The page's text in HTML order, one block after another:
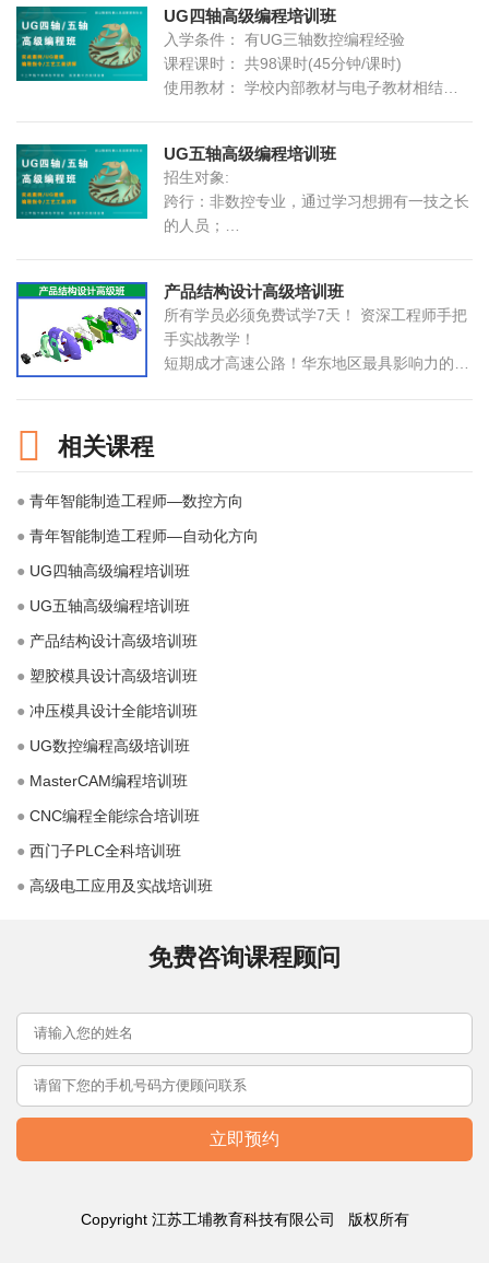
继续教育大专》（考试费用另外支付）
UG四轴高级编程培训班
入学条件： 有UG三轴数控编程经验
课程课时： 共98课时(45分钟/课时)
使用教材： 学校内部教材与电子教材相结
学院《结业证书》（考试费用另外支付）
学习周期： 全日制2个月；业余制4个月
UG五轴高级编程培训班
招生对象:
跨行：非数控专业，通过学习想拥有一技之长
的人员；
拓展：在职从事UG三四轴编程想往更高编程
水平深造提升的人员；
入门：零基础，想系统学习数控编程的人员；
系统学习：自学遇到难点，缺乏学习指导，学
产品结构设计高级培训班
所有学员必须免费试学7天！ 资深工程师手把
手实战教学！
短期成才高速公路！华东地区最具影响力的工
合，实际案例上课
可考证书： 全国《PORE应用证书》及学院
学习周期： 全日制2个月；业余制3个月
相关课程
● 青年智能制造工程师—数控方向
● 青年智能制造工程师—自动化方向
● UG四轴高级编程培训班
● UG五轴高级编程培训班
● 产品结构设计高级培训班
● 塑胶模具设计高级培训班
● 冲压模具设计全能培训班
● UG数控编程高级培训班
● MasterCAM编程培训班
● CNC编程全能综合培训班
● 西门子PLC全科培训班
● 高级电工应用及实战培训班
免费咨询课程顾问
Copyright 江苏工埔教育科技有限公司 版权所有